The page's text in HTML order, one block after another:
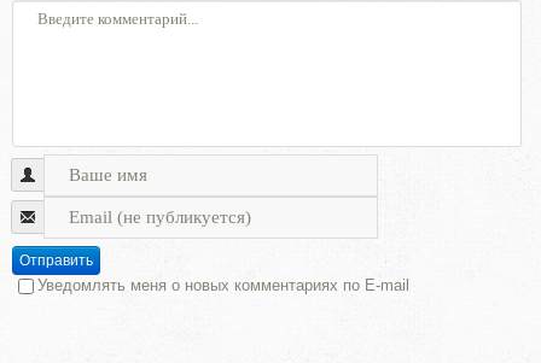
Отправить
Уведомлять меня о новых комментариях по E-mail